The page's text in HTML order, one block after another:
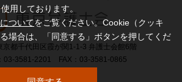
用しております。
ついてをご覧ください。Cookie（クッキ
場合は、「同意する」ボタンを押してくだ
京都千代田区霞が関1-1-3 弁護士会館6階
03-3581-2201 FAX：03-3581-0865